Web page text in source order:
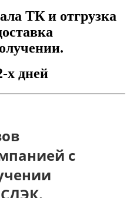
ТК и отгрузка
х дней
с